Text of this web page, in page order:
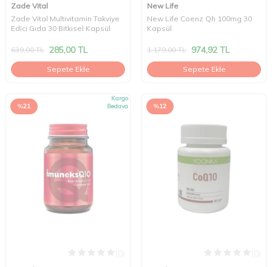
Zade Vital
Zade Vital Multivitamin Takviye
Edici Gıda 30 Bitkisel Kapsül
639,00TL 285,00TL
Sepete Ekle
New Life
New Life Coenz Qh 100mg 30
Kapsül
1.179,00TL 974,92 TL
Sepete Ekle
%21
Kargo
Bedava
%12